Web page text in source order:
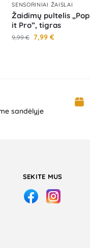
SENSORINIAI ŽAISLAI
Žaidimų pultelis „Pop
it Pro”, tigras
9,99€ 7,99€
sandėlyje
SEKITE MUS